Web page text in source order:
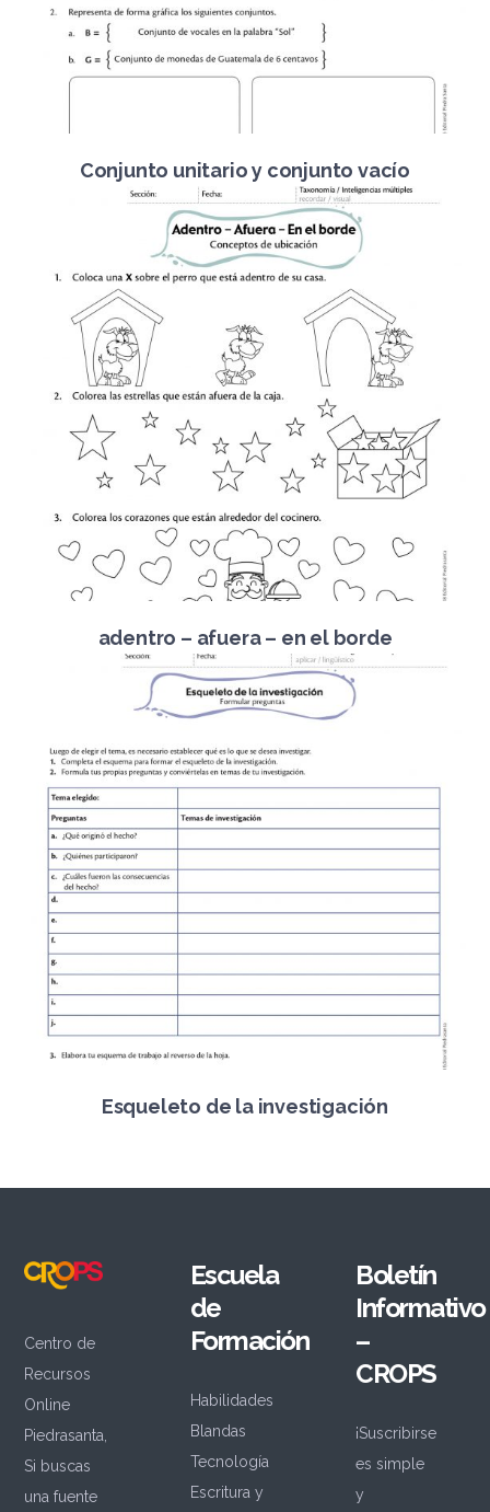
Conjunto unitario y conjunto vacío
adentro – afuera – en el borde
Esqueleto de la investigación
Centro de
Recursos
Online
Piedrasanta,
Si buscas
una fuente
Escuela
de
Formación
Habilidades
Blandas
Tecnología
Escritura y
Boletín
Informativo
–
CROPS
¡Suscribirse
es simple
y